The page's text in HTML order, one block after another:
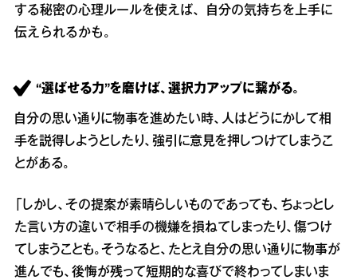
する秘密の心理ルールを使えば、自分の気持ちを上手に
伝えられるかも。
“選ばせる力”を磨けば、選択力アップに繋がる。
自分の思い通りに物事を進めたい時、人はどうにかして相
手を説得しようとしたり、強引に意見を押しつけてしまうこ
とがある。
「しかし、その提案が素晴らしいものであっても、ちょっとし
た言い方の違いで相手の機嫌を損ねてしまったり、傷つけ
てしまうことも。そうなると、たとえ自分の思い通りに物事が
進んでも、後悔が残って短期的な喜びで終わってしまいま